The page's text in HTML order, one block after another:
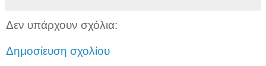
Δεν υπάρχουν σχόλια:
Δημοσίευση σχολίου